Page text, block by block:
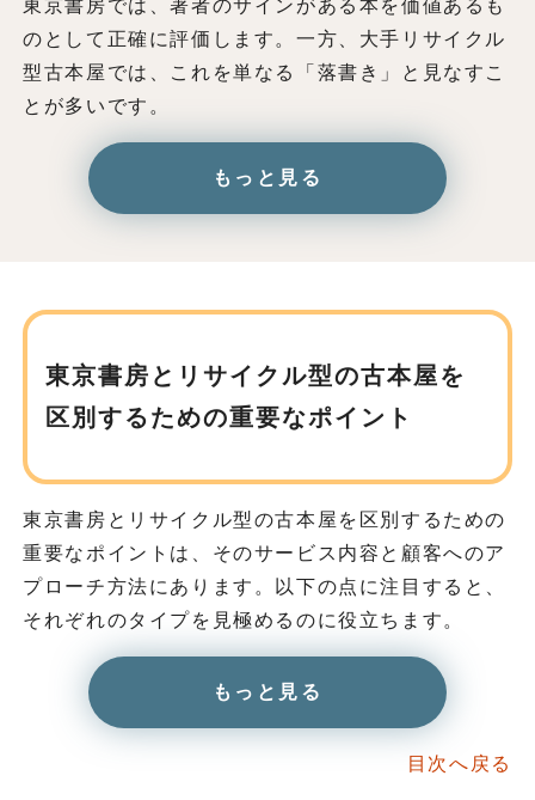
東京書房では、著者のサインがある本を価値あるも
のとして正確に評価します。一方、大手リサイクル
型古本屋では、これを単なる「落書き」と見なすこ
とが多いです。
もっと見る
東京書房とリサイクル型の古本屋を
区別するための重要なポイント
東京書房とリサイクル型の古本屋を区別するための
重要なポイントは、そのサービス内容と顧客へのア
プローチ方法にあります。以下の点に注目すると、
それぞれのタイプを見極めるのに役立ちます。
もっと見る
目次へ戻る